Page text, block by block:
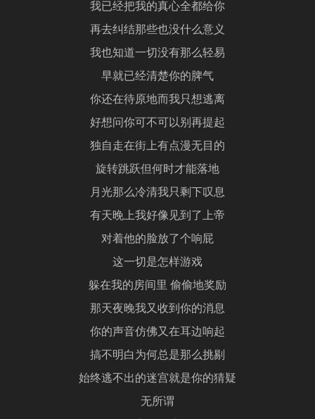
我已经把我的真心全都给你
再去纠结那些也没什么意义
我也知道一切没有那么轻易
早就已经清楚你的脾气
你还在待原地而我只想逃离
好想问你可不可以别再提起
独自走在街上有点漫无目的
旋转跳跃但何时才能落地
月光那么冷清我只剩下叹息
有天晚上我好像见到了上帝
对着他的脸放了个响屁
这一切是怎样游戏
躲在我的房间里 偷偷地奖励
那天夜晚我又收到你的消息
你的声音仿佛又在耳边响起
搞不明白为何总是那么挑剔
始终逃不出的迷宫就是你的猜疑
无所谓